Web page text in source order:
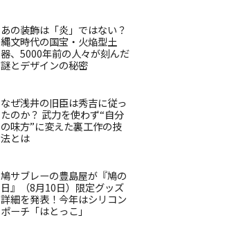
あの装飾は「炎」ではない？
縄文時代の国宝・火焔型土
器、5000年前の人々が刻んだ
謎とデザインの秘密
なぜ浅井の旧臣は秀吉に従っ
たのか？ 武力を使わず“自分
の味方”に変えた裏工作の技
法とは
鳩サブレーの豊島屋が『鳩の
日』（8月10日）限定グッズ
詳細を発表！今年はシリコン
ポーチ「はとっこ」